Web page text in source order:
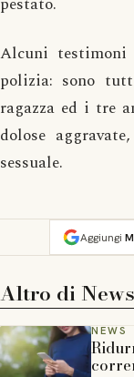
Alcuni testimoni
polizia: sono
ragazza ed i tre
dolose
sessuale.
Aggiungi
Altro di News
NEWS